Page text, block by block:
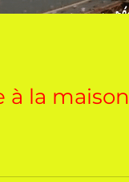
à la maison